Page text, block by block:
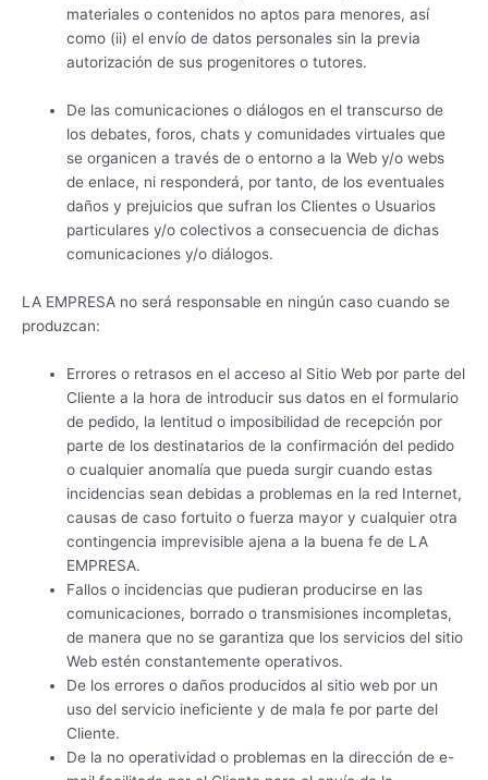
materiales o contenidos no aptos para menores, así
como (ii) el envío de datos personales sin la previa
autorización de sus progenitores o tutores.
De las comunicaciones o diálogos en el transcurso de
los debates, foros, chats y comunidades virtuales que
se organicen a través de o entorno a la Web y/o webs
de enlace, ni responderá, por tanto, de los eventuales
daños y prejuicios que sufran los Clientes o Usuarios
particulares y/o colectivos a consecuencia de dichas
comunicaciones y/o diálogos.
LA EMPRESA no será responsable en ningún caso cuando se
produzcan:
Errores o retrasos en el acceso al Sitio Web por parte del
Cliente a la hora de introducir sus datos en el formulario
de pedido, la lentitud o imposibilidad de recepción por
parte de los destinatarios de la confirmación del pedido
o cualquier anomalía que pueda surgir cuando estas
incidencias sean debidas a problemas en la red Internet,
causas de caso fortuito o fuerza mayor y cualquier otra
contingencia imprevisible ajena a la buena fe de LA
EMPRESA.
Fallos o incidencias que pudieran producirse en las
comunicaciones, borrado o transmisiones incompletas,
de manera que no se garantiza que los servicios del sitio
Web estén constantemente operativos.
De los errores o daños producidos al sitio web por un
uso del servicio ineficiente y de mala fe por parte del
Cliente.
De la no operatividad o problemas en la dirección de e-